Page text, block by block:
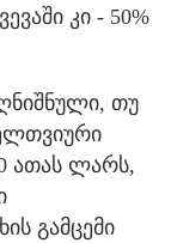
კი - 50%
თუ
ათას ლარს,
გამცემი